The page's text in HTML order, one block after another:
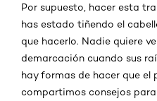
Por supuesto, hacer esta
has estado tiñendo el
que hacerlo. Nadie quiere
demarcación cuando sus
hay formas de hacer que el
compartimos consejos